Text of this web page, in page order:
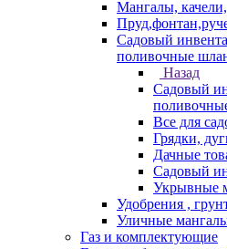
Мангалы,
Садовый
поливочные
Назад
Садовый
Все для
Грядки,
Дачные
Садовый
Укрывные
Удобрения ,
Уличные
Газ и комплектующие